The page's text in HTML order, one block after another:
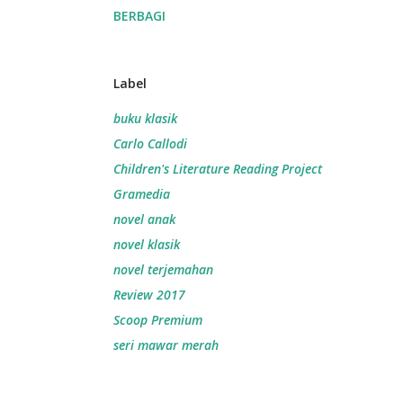
BERBAGI
Label
buku klasik
Carlo Callodi
Children's Literature Reading Project
Gramedia
novel anak
novel klasik
novel terjemahan
Review 2017
Scoop Premium
seri mawar merah